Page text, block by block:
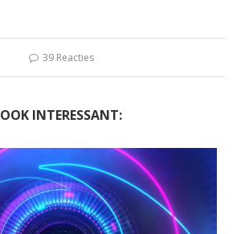
39 Reacties
OOK INTERESSANT: